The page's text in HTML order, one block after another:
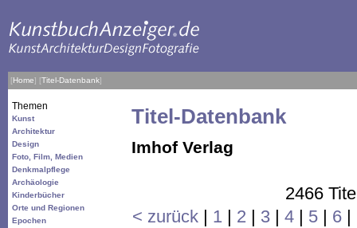
[Home] [Titel-Datenbank]
Themen
Kunst
Architektur
Design
Foto, Film, Medien
Denkmalpflege
Archäologie
Kinderbücher
Orte und Regionen
Epochen
Titel-Datenbank
Imhof Verlag
2466
< zurück | 1 | 2 | 3 | 4 | 5 | 6 |